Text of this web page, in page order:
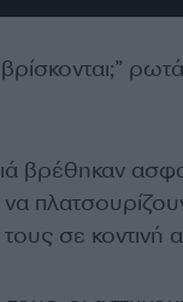
βρέθηκαν
σε κοντινή